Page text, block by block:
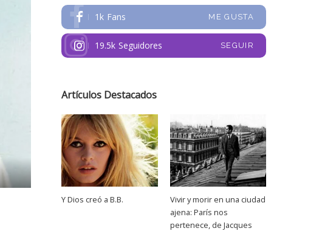
1k Fans ME GUSTA
19.5k Seguidores SEGUIR
Artículos Destacados
Y Dios creó a B.B.
Vivir y morir en una ciudad
ajena: París nos
pertenece, de Jacques